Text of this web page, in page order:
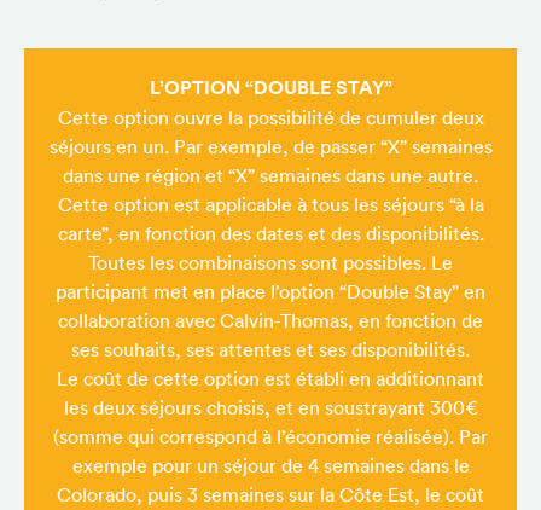
L’OPTION “DOUBLE STAY”
Cette option ouvre la possibilité de cumuler deux
séjours en un. Par exemple, de passer “X” semaines
dans une région et “X” semaines dans une autre.
Cette option est applicable à tous les séjours “à la
carte”, en fonction des dates et des disponibilités.
Toutes les combinaisons sont possibles. Le
participant met en place l’option “Double Stay” en
collaboration avec Calvin-Thomas, en fonction de
ses souhaits, ses attentes et ses disponibilités.
Le coût de cette option est établi en additionnant
les deux séjours choisis, et en soustrayant 300€
(somme qui correspond à l’économie réalisée). Par
exemple pour un séjour de 4 semaines dans le
Colorado, puis 3 semaines sur la Côte Est, le coût